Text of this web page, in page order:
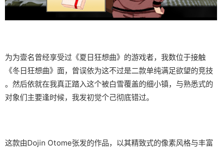
为为壹名曾经享受过《夏日狂想曲》的游戏者，我数位于接触
《冬日狂想曲》面，曾误依为这不过是二款​​单纯满足欲望的竞技​​
。然后依就在我真正踏入这个被白雪覆盖的细小镇，与熟悉式的
对象们主要逢时候，我发初觉个己彻底错过。
这款由Dojin Otome张发的作品，以其精致式的像素风格与丰富